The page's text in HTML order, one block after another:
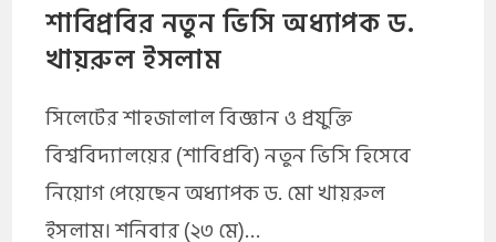
শাবিপ্রবির নতুন ভিসি অধ্যাপক ড.
খায়রুল ইসলাম
সিলেটের শাহজালাল বিজ্ঞান ও প্রযুক্তি
বিশ্ববিদ্যালয়ের (শাবিপ্রবি) নতুন ভিসি হিসেবে
নিয়োগ পেয়েছেন অধ্যাপক ড. মো খায়রুল
ইসলাম। শনিবার (২৩ মে)…